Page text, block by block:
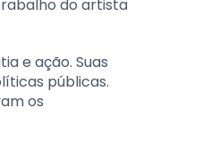
do artista
e ação. Suas
públicas.
os